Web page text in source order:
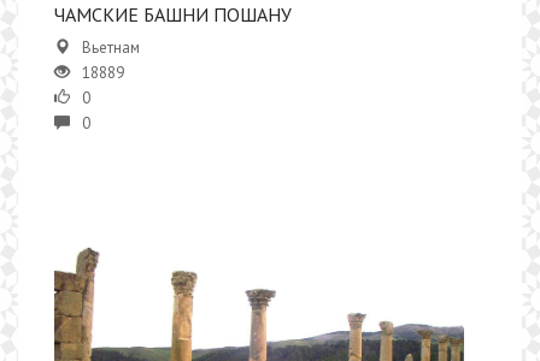
​ЧАМСКИЕ БАШНИ ПОШАНУ
Вьетнам
18889
0
0